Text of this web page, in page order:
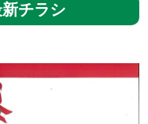
チラシ